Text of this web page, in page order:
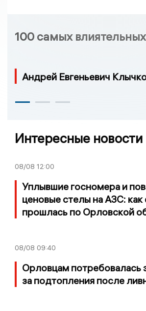
100 самых
Андрей Евгеньевич
Интересные новости
08/08 12:00
Уплывшие госномера и
ценовые стелы на АЗС: как
прошлась по Орловской
08/08 09:40
Орловцам потребовалась
за подтопления после